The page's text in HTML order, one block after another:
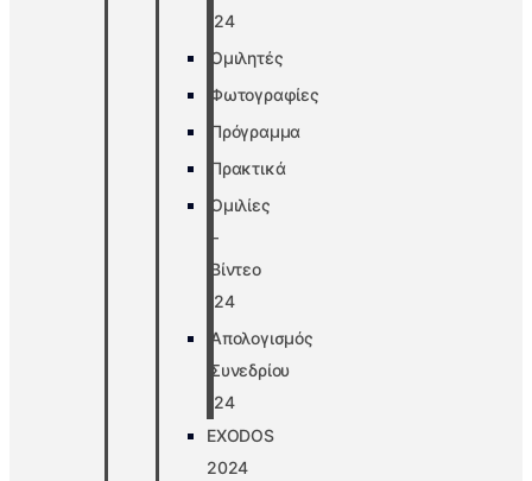
’24
Ομιλητές
Φωτογραφίες
Πρόγραμμα
Πρακτικά
Ομιλίες
–
Βίντεο
’24
Απολογισμός
Συνεδρίου
’24
EXODOS
2024